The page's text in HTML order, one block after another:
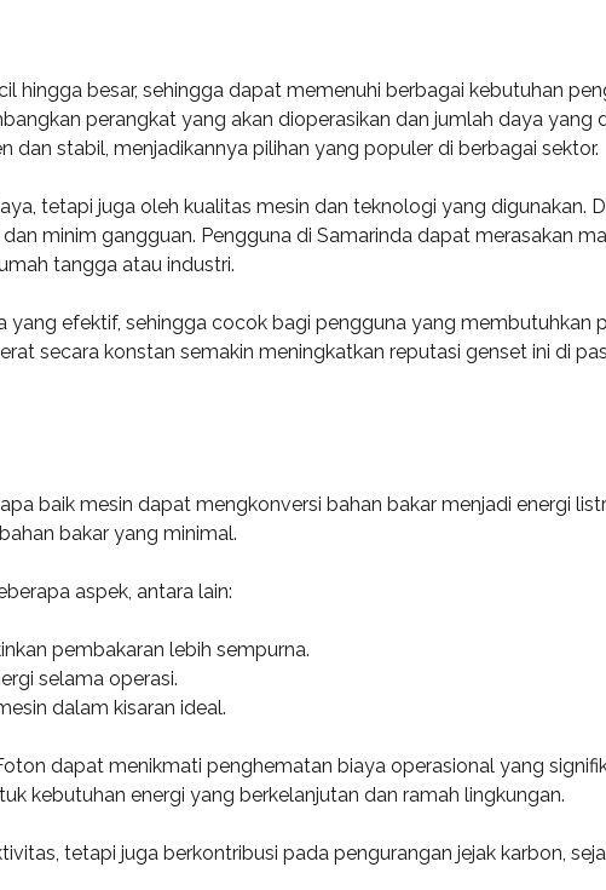
hingga besar, sehingga dapat memenuhi berbagai kebutuhan
perangkat yang akan dioperasikan dan jumlah daya yang
stabil, menjadikannya pilihan yang populer di berbagai sektor.
tetapi juga oleh kualitas mesin dan teknologi yang digunakan.
minim gangguan. Pengguna di Samarinda dapat merasakan
tangga atau industri.
efektif, sehingga cocok bagi pengguna yang membutuhkan
secara konstan semakin meningkatkan reputasi genset ini di
baik mesin dapat mengkonversi bahan bakar menjadi energi
bakar yang minimal.
aspek, antara lain:
pembakaran lebih sempurna.
selama operasi.
dalam kisaran ideal.
dapat menikmati penghematan biaya operasional yang
kebutuhan energi yang berkelanjutan dan ramah lingkungan.
tetapi juga berkontribusi pada pengurangan jejak karbon,